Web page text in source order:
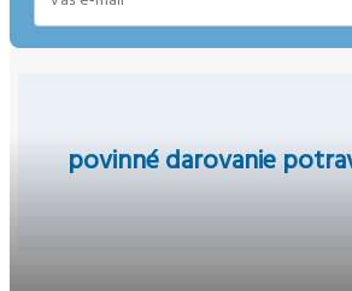
povinné darovanie